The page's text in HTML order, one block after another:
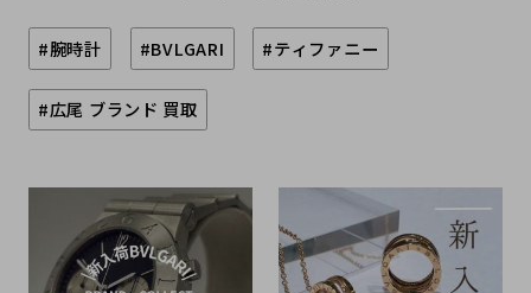
#腕時計 #BVLGARI #ティファニー
#広尾 ブランド 買取